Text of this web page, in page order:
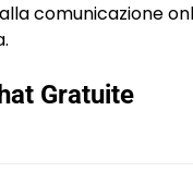
comunicazione
Gratuite